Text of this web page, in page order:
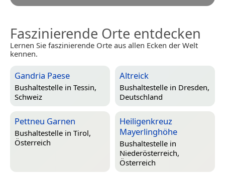
Faszinierende Orte entdecken
Lernen Sie faszinierende Orte aus allen Ecken der Welt
kennen.
Gandria Paese
Bushaltestelle in Tessin,
Schweiz
Altreick
Bushaltestelle in Dresden,
Deutschland
Pettneu Garnen
Bushaltestelle in Tirol,
Österreich
Heiligenkreuz
Mayerlinghöhe
Bushaltestelle in
Niederösterreich,
Österreich